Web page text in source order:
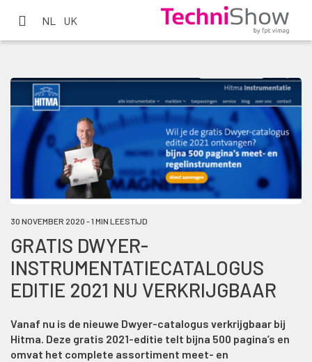
NL UK
30 NOVEMBER 2020 - 1 MIN LEESTIJD
GRATIS DWYER-
INSTRUMENTATIECATALOGUS
EDITIE 2021 NU VERKRIJGBAAR
Vanaf nu is de nieuwe Dwyer-catalogus verkrijgbaar bij
Hitma. Deze gratis 2021-editie telt bijna 500 pagina’s en
omvat het complete assortiment meet- en